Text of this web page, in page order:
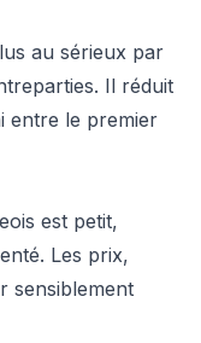
au sérieux par
Il réduit
entre le premier
est petit,
Les prix,
sensiblement